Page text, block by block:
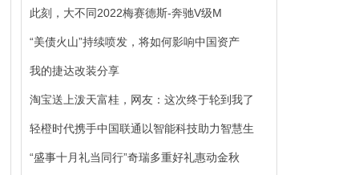
此刻，大不同2022梅赛德斯-奔驰V级M
“美债火山”持续喷发，将如何影响中国资产
我的捷达改装分享
淘宝送上泼天富桂，网友：这次终于轮到我了
轻橙时代携手中国联通以智能科技助力智慧生
“盛事十月礼当同行”奇瑞多重好礼惠动金秋